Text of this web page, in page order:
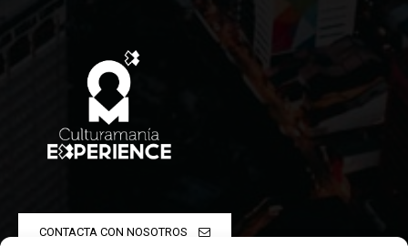
CONTACTA CON NOSOTROS